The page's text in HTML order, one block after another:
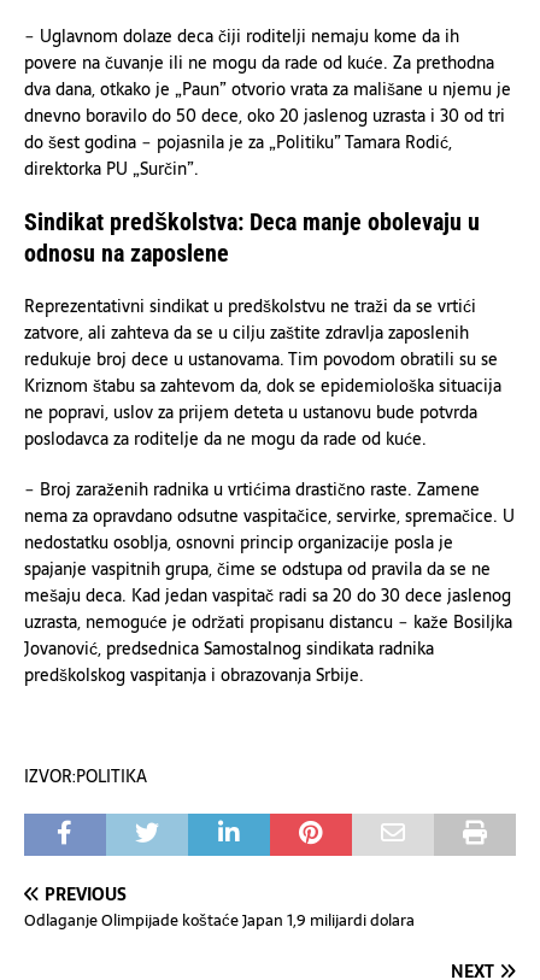
− Uglavnom dolaze deca čiji roditelji nemaju kome da ih
povere na čuvanje ili ne mogu da rade od kuće. Za prethodna
dva dana, otkako je „Paun” otvorio vrata za mališane u njemu je
dnevno boravilo do 50 dece, oko 20 jaslenog uzrasta i 30 od tri
do šest godina − pojasnila je za „Politiku” Tamara Rodić,
direktorka PU „Surčin”.
Sindikat predškolstva: Deca manje obolevaju u
odnosu na zaposlene
Reprezentativni sindikat u predškolstvu ne traži da se vrtići
zatvore, ali zahteva da se u cilju zaštite zdravlja zaposlenih
redukuje broj dece u ustanovama. Tim povodom obratili su se
Kriznom štabu sa zahtevom da, dok se epidemiološka situacija
ne popravi, uslov za prijem deteta u ustanovu bude potvrda
poslodavca za roditelje da ne mogu da rade od kuće.
− Broj zaraženih radnika u vrtićima drastično raste. Zamene
nema za opravdano odsutne vaspitačice, servirke, spremačice. U
nedostatku osoblja, osnovni princip organizacije posla je
spajanje vaspitnih grupa, čime se odstupa od pravila da se ne
mešaju deca. Kad jedan vaspitač radi sa 20 do 30 dece jaslenog
uzrasta, nemoguće je održati propisanu distancu − kaže Bosiljka
Jovanović, predsednica Samostalnog sindikata radnika
predškolskog vaspitanja i obrazovanja Srbije.
IZVOR:POLITIKA
PREVIOUS
Odlaganje Olimpijade koštaće Japan 1,9 milijardi dolara
NEXT